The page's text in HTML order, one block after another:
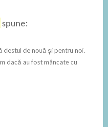
spune:
destul de nouă și pentru noi.
dacă au fost mâncate cu